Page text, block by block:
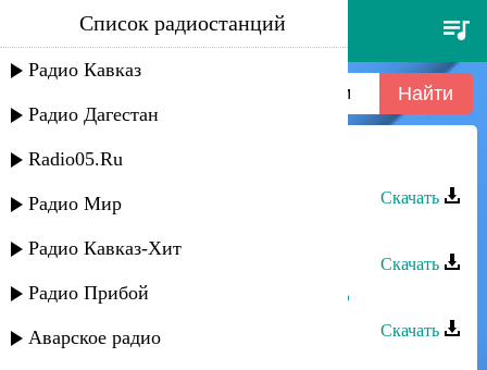
анзор хусинов - даже если ты с
другим
Список радиостанций
Радио Кавказ
Радио Дагестан
Radio05.Ru
Радио Мир
Радио Кавказ-Хит
Радио Прибой
Аварское радио
Анзор Хусинов - Балдею
Скачать
Скачать
Анзор Хусинов - Гъурыгъуапщкlуэ
Скачать